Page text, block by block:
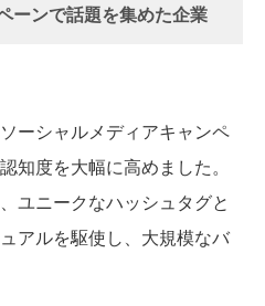
ーンで話題を集めた企業
ーシャルメディアキャンペ
知度を大幅に高めました。
ユニークなハッシュタグと
アルを駆使し、大規模なバ